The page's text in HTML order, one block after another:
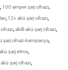
100 amper şarj cihazı
12v akü şarj cihazı
akıllı akü şarj cihazı
şarj cihazı kampanya
şarj etme
şarj cihazı